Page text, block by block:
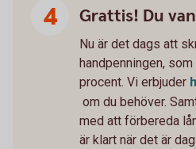
Grattis! Du
Nu är det dags att
handpenningen,
procent. Vi erbjuder
om du behöver.
med att förbereda
är klart när det är